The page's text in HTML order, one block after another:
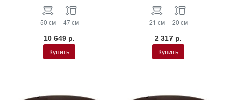
50 см 47 см
10 649 р.
Купить
21 см 20 см
2 317 р.
Купить